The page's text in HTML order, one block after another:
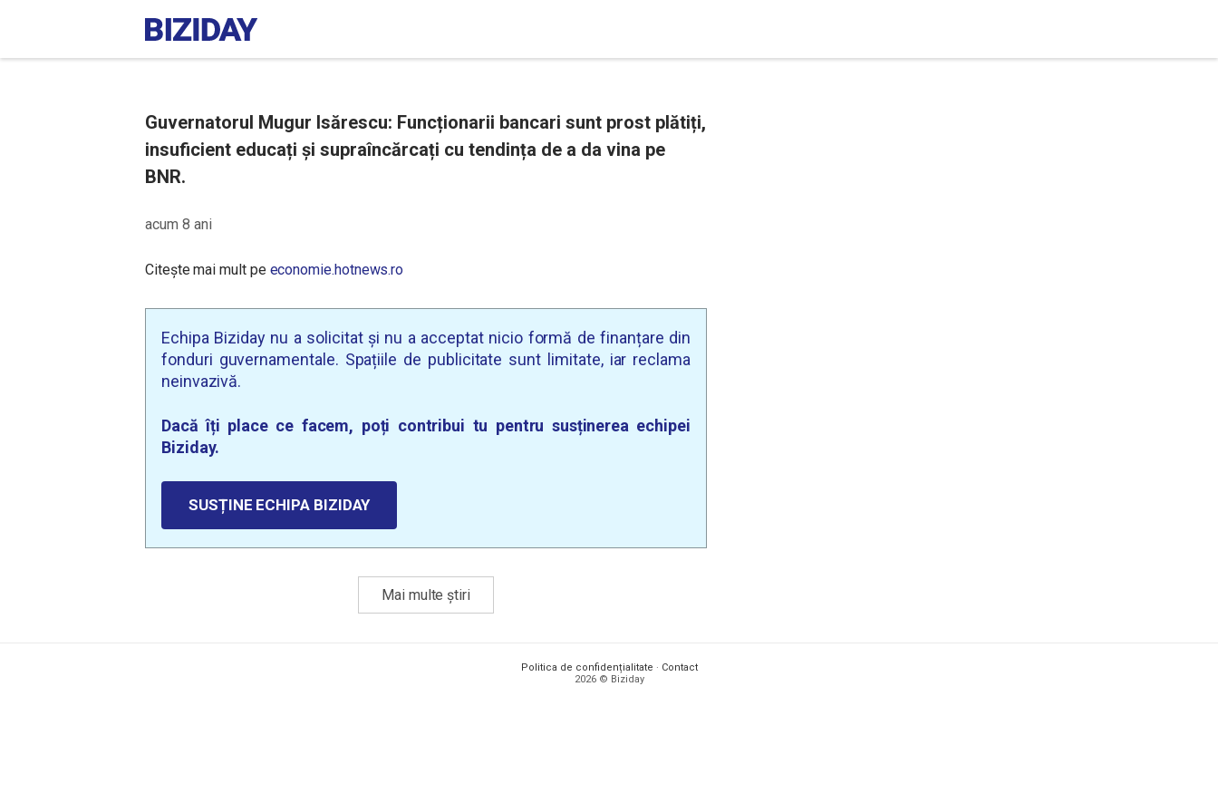
Guvernatorul Mugur Isărescu: Funcționarii bancari sunt prost plătiți,
insuficient educați și supraîncărcați cu tendința de a da vina pe
BNR.
acum 8 ani
Citește mai mult pe economie.hotnews.ro
Echipa Biziday nu a solicitat și nu a acceptat nicio formă de finanțare din
fonduri guvernamentale. Spațiile de publicitate sunt limitate, iar reclama
neinvazivă.
Dacă îți place ce facem, poți contribui tu pentru susținerea echipei
Biziday.
SUSȚINE ECHIPA BIZIDAY
Mai multe știri
Politica de confidențialitate · Contact
2026 © Biziday